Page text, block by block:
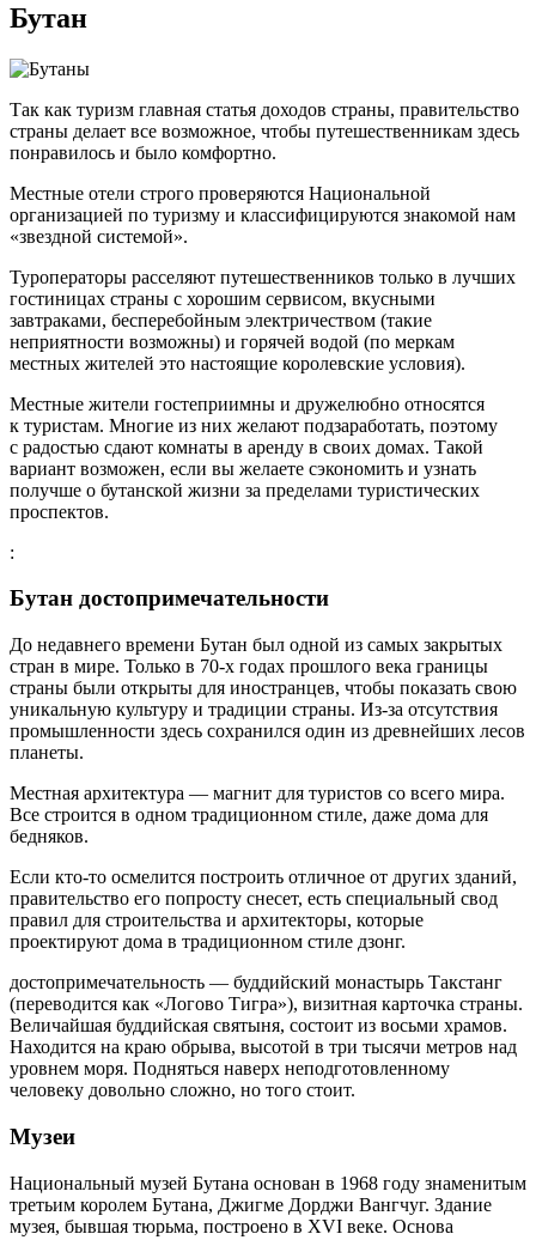
Бутан
Так как туризм главная статья доходов страны, правительство
страны делает все возможное, чтобы путешественникам здесь
понравилось и было комфортно.
Местные отели строго проверяются Национальной
организацией по туризму и классифицируются знакомой нам
«звездной системой».
Туроператоры расселяют путешественников только в лучших
гостиницах страны с хорошим сервисом, вкусными
завтраками, бесперебойным электричеством (такие
неприятности возможны) и горячей водой (по меркам
местных жителей это настоящие королевские условия).
Местные жители гостеприимны и дружелюбно относятся
к туристам. Многие из них желают подзаработать, поэтому
с радостью сдают комнаты в аренду в своих домах. Такой
вариант возможен, если вы желаете сэкономить и узнать
получше о бутанской жизни за пределами туристических
проспектов.
:
Бутан достопримечательности
До недавнего времени Бутан был одной из самых закрытых
стран в мире. Только в 70-х годах прошлого века границы
страны были открыты для иностранцев, чтобы показать свою
уникальную культуру и традиции страны. Из-за отсутствия
промышленности здесь сохранился один из древнейших лесов
планеты.
Местная архитектура — магнит для туристов со всего мира.
Все строится в одном традиционном стиле, даже дома для
бедняков.
Если кто-то осмелится построить отличное от других зданий,
правительство его попросту снесет, есть специальный свод
правил для строительства и архитекторы, которые
проектируют дома в традиционном стиле дзонг.
достопримечательность — буддийский монастырь Такстанг
(переводится как «Логово Тигра»), визитная карточка страны.
Величайшая буддийская святыня, состоит из восьми храмов.
Находится на краю обрыва, высотой в три тысячи метров над
уровнем моря. Подняться наверх неподготовленному
человеку довольно сложно, но того стоит.
Музеи
Национальный музей Бутана основан в 1968 году знаменитым
третьим королем Бутана, Джигме Дорджи Вангчуг. Здание
музея, бывшая тюрьма, построено в XVI веке. Основа